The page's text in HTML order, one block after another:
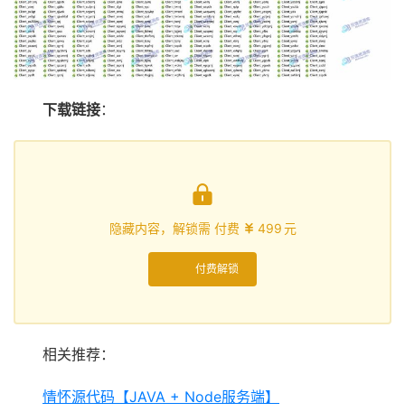
下载链接：

隐藏内容，解锁需 付费  499元
付费解锁
相关推荐：
情怀源代码【JAVA + Node服务端】